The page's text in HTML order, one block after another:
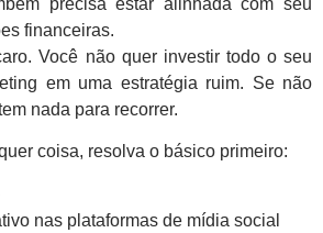
precisa estar alinhada com seu
financeiras.
Você não quer investir todo o seu
em uma estratégia ruim. Se não
nada para recorrer.
coisa, resolva o básico primeiro:
nas plataformas de mídia social